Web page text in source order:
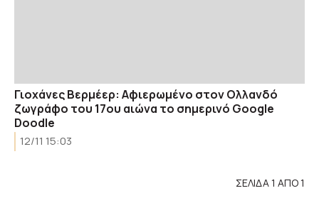
Γιοχάνες Βερμέερ: Αφιερωμένο στον Ολλανδό
ζωγράφο του 17ου αιώνα το σημερινό Google
Doodle
12/11 15:03
ΣΕΛΙΔΑ 1 ΑΠΟ 1